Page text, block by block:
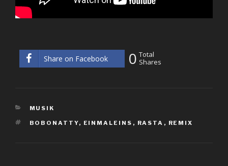
Share on Facebook 0 Total
Shares
KATEGORIEN
MUSIK
SCHLAGWÖRTER
BOBONATTY, EINMALEINS , RASTA , REMIX